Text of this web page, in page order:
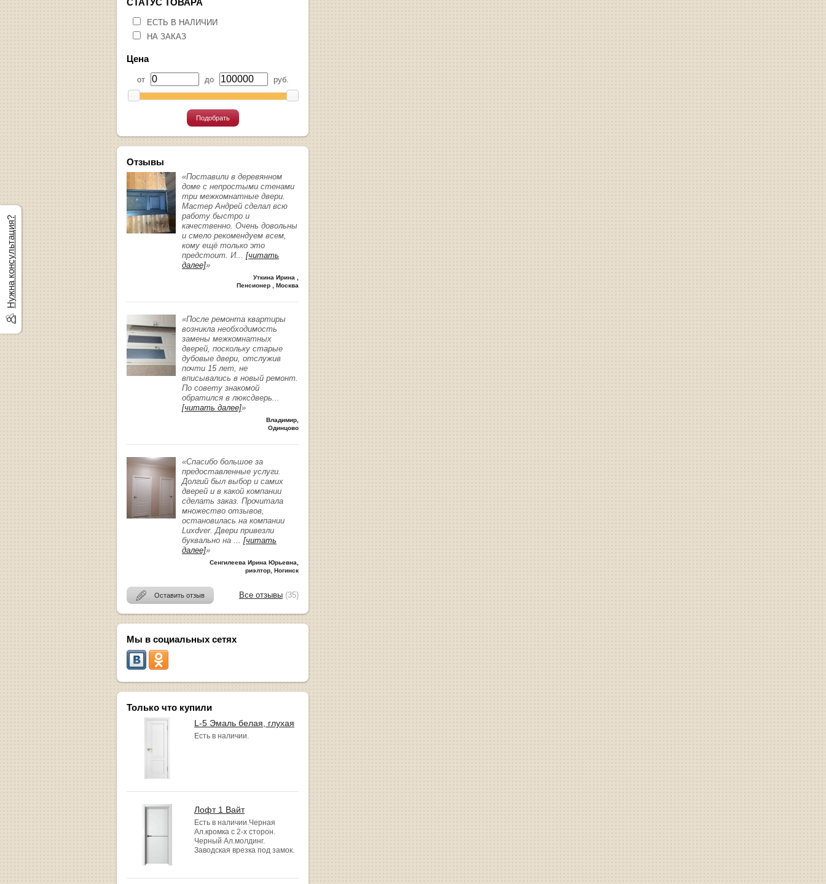
ЕСТЬ В НАЛИЧИИ
НА ЗАКАЗ
Цена
от до руб.
Подобрать
Отзывы
«Поставили в деревянном
доме с непростыми стенами
три межкомнатные двери.
Мастер Андрей сделал всю
работу быстро и
качественно. Очень довольны
и смело рекомендуем всем,
кому ещё только это
предстоит. И... [читать
далее]»
Уткина Ирина ,
Пенсионер , Москва
«После ремонта квартиры
возникла необходимость
замены межкомнатных
дверей, поскольку старые
дубовые двери, отслужив
почти 15 лет, не
вписывались в новый ремонт.
По совету знакомой
обратился в люксдверь...
[читать далее]»
Владимир,
Одинцово
«Спасибо большое за
предоставленные услуги.
Долгий был выбор и самих
дверей и в какой компании
сделать заказ. Прочитала
множество отзывов,
остановилась на компании
Luxdver. Двери привезли
буквально на ... [читать
далее]»
Сенгилеева Ирина Юрьевна,
риэлтор, Ногинск
Оставить отзыв Все отзывы (35)
Мы в социальных сетях
Только что купили
L-5 Эмаль белая, глухая
Есть в наличии.
Лофт 1 Вайт
Есть в наличии.Черная
Ал.кромка с 2-х сторон.
Черный Ал.молдинг.
Заводская врезка под замок.
Нужна консультация?